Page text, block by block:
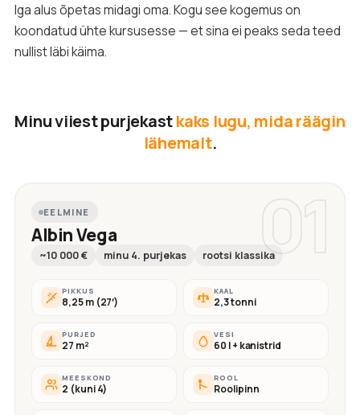
Iga alus õpetas midagi oma. Kogu see kogemus on
koondatud ühte kursusesse — et sina ei peaks seda teed
nullist läbi käima.
Minu viiest purjekastkaks lugu, mida räägin
lähemalt.
01
EELMINE
Albin Vega
~10 000 € minu 4. purjekas rootsi klassika
PIKKUS
8,25 m (27′)
KAAL
2,3 tonni
PURJED
27 m²
VESI
60 l + kanistrid
MEESKOND
2 (kuni 4)
ROOL
Roolipinn